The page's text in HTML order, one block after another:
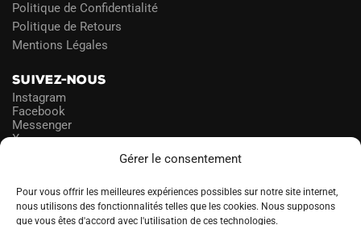
Gérer le consentement
Pour vous offrir les meilleures expériences possibles sur notre site internet,
nous utilisons des fonctionnalités telles que les cookies. Nous supposons
que vous êtes d'accord avec l'utilisation de ces technologies.
Politique de Confidentialité
Politique de Retours
Mentions Légales
SUIVEZ-NOUS
Instagram
Facebook
Messenger
X